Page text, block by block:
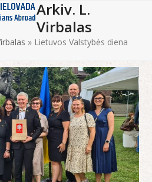
Arkiv. L.
Virbalas
» Lietuvos Valstybės diena